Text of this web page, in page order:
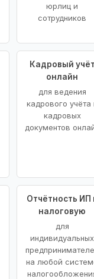
юрлиц и
сотрудников
Кадровый учёт
онлайн
для ведения
кадрового учёта
кадровых
документов
Отчётность ИП
налоговую
для
индивидуальных
на любой